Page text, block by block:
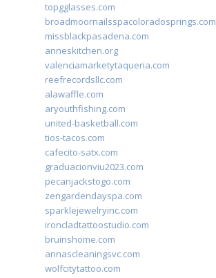
topgglasses.com
broadmoornailsspacoloradosprings.com
missblackpasadena.com
anneskitchen.org
valenciamarketytaqueria.com
reefrecordsllc.com
alawaffle.com
aryouthfishing.com
united-basketball.com
tios-tacos.com
cafecito-satx.com
graduacionviu2023.com
pecanjackstogo.com
zengardendayspa.com
sparklejewelryinc.com
ironcladtattoostudio.com
bruinshome.com
annascleaningsvc.com
wolfcitytattoo.com